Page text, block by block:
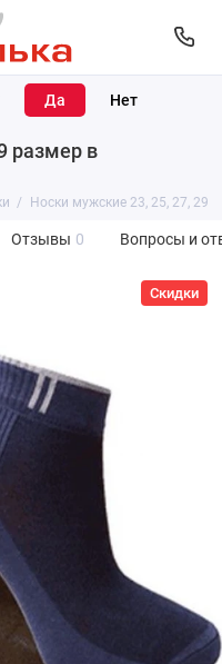
размер в
Носки мужские 23, 25, 27, 29
Отзывы 0 Вопросы и
Скидки